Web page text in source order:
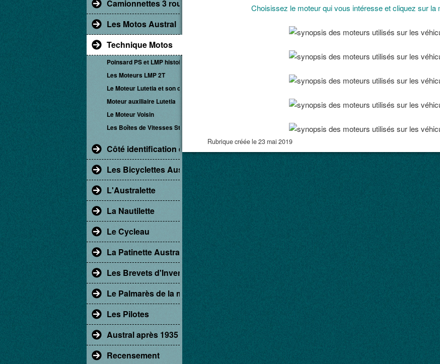
Camionnettes 3 roues
Les Motos Austral
Technique Motos
Poinsard PS et LMP histoire
Les Moteurs LMP 2T
Le Moteur Lutetia et son constructeur Marcel Echard
Moteur auxiliaire Lutetia
Le Moteur Voisin
Les Boîtes de Vitesses Staub
Côté identification et restauration. Remarques sur l'apparence des motos Austral.
Les Bicyclettes Austral
L'Australette
La Nautilette
Le Cycleau
La Patinette Austral
Les Brevets d'Invention
Le Palmarès de la marque Austral
Les Pilotes
Austral après 1935
Recensement
Choisissez le moteur qui vous intéresse et cliquez sur la
Rubrique créée le 23 mai 2019